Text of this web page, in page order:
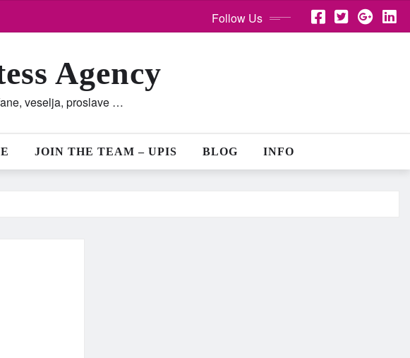
Follow Us
Agency
veselja, proslave …
JOIN THE TEAM – UPIS BLOG INFO